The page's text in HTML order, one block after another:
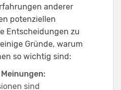
anderer
potenziellen
Entscheidungen zu
Gründe, warum
so wichtig sind:
sind